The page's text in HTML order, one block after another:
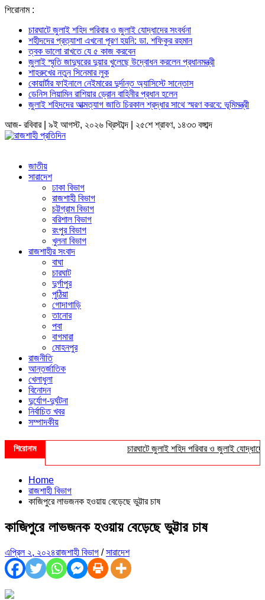
শিরোনাম :
চারঘাটে জুলাই শহিদ পরিবার ও জুলাই যোদ্ধাদের সংবর্ধনা
শহীদদের প্রত্যাশা এখনো পূরণ হয়নি: ডা. শফিকুর রহমান
ত্বক ভালো রাখতে যে ৫ কাজ করবেন
জুলাই স্মৃতি জাদুঘরের দুয়ার খুলেছে উদ্বোধন করলেন প্রধানমন্ত্রী
শাহরুখের নতুন সিনেমার লুক
কোয়ার্টার ফাইনালে নেইমারের দুর্দান্ত অ্যাসিস্টে সান্তোস
ডেনিস লিয়ামিন রাশিয়ার ড্রোন বাহিনীর প্রধান হলেন
জুলাই শহিদদের আত্মত্যাগ জাতি চিরকাল শ্রদ্ধার সাথে স্মরণ করবে: ভূমিমন্ত্রী
আজ- রবিবার | ৯ই আগস্ট, ২০২৬ খ্রিস্টাব্দ | ২৫শে শ্রাবণ, ১৪৩৩ বঙ্গাব্দ
জাতীয়
সারাদেশ
ঢাকা বিভাগ
রাজশাহী বিভাগ
চট্টগ্রাম বিভাগ
বরিশাল বিভাগ
রংপুর বিভাগ
খুলনা বিভাগ
রাজশাহীর সংবাদ
বাঘা
চারঘাট
দুর্গাপুর
পুঠিয়া
গোদাগাড়ি
তানোর
পবা
বাগমারা
মোহনপুর
রাজনীতি
আন্তর্জাতিক
খেলাধুলা
বিনোদন
দুর্যোগ-দুর্ঘটনা
নির্বাচিত খবর
সম্পাদকীয়
শিরোনাম চারঘাটে জুলাই শহিদ পরিবার ও জুলাই যোদ্ধাদের
Home
রাজশাহী বিভাগ
কাজিপুরে লাভজনক হওয়ায় বেড়েছে ভুট্টার চাষ
কাজিপুরে লাভজনক হওয়ায় বেড়েছে ভুট্টার চাষ
এপ্রিল ২, ২০২৪রাজশাহী বিভাগ /সারাদেশ